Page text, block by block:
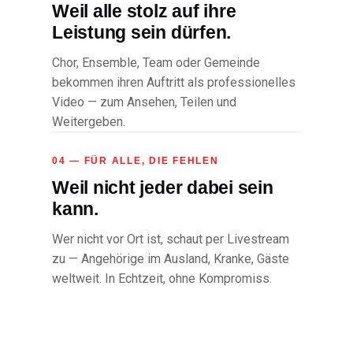
Weil alle stolz auf ihre
Leistung sein dürfen.
Chor, Ensemble, Team oder Gemeinde
bekommen ihren Auftritt als professionelles
Video — zum Ansehen, Teilen und
Weitergeben.
04 — FÜR ALLE, DIE FEHLEN
Weil nicht jeder dabei sein
kann.
Wer nicht vor Ort ist, schaut per Livestream
zu — Angehörige im Ausland, Kranke, Gäste
weltweit. In Echtzeit, ohne Kompromiss.